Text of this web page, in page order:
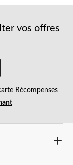
évaluation
vos offres
Récompenses